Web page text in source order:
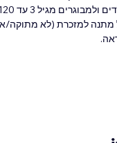
מגיל 3 עד 120.
מתנה למזכרת (לא מתוקה/